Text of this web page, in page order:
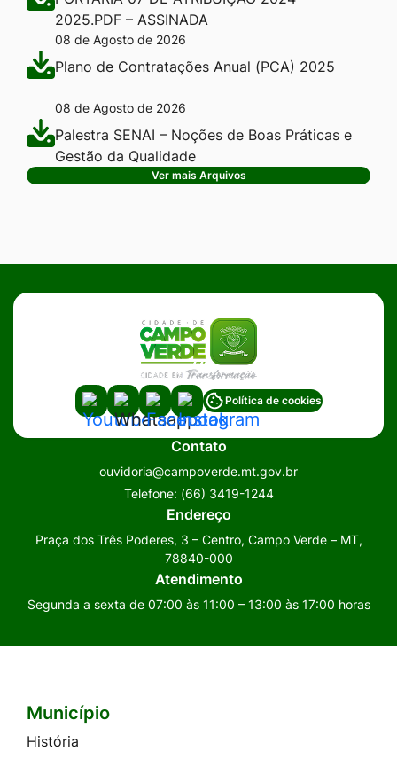
2025.PDF – ASSINADA
08 de Agosto de 2026
Plano de Contratações Anual (PCA) 2025
08 de Agosto de 2026
Palestra SENAI – Noções de Boas Práticas e
Gestão da Qualidade
Ver mais Arquivos
Acessar
a
Social
Acessar
a
Social
Whatsapp
Acessar
a
Rede
Social
Facebook
Acessar
a
Rede
Social
Instagram
Política de cookies
Contato
ouvidoria@campoverde.mt.gov.br
Telefone: (66) 3419-1244
Endereço
Praça dos Três Poderes, 3 – Centro, Campo Verde – MT,
78840-000
Atendimento
Segunda a sexta de 07:00 às 11:00 – 13:00 às 17:00 horas
Seção do Rodapé e Contato
Município
História